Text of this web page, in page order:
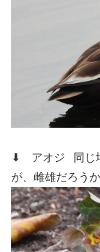
⬇ アオジ
同じ
が、雌雄だろうか